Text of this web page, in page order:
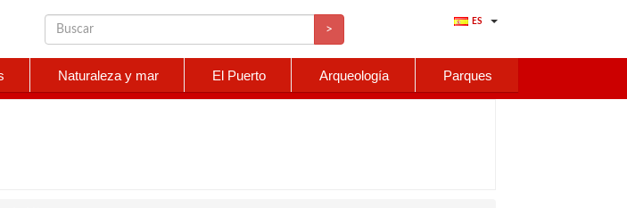
>
ES
Naturaleza y mar El Puerto Arqueología Parques